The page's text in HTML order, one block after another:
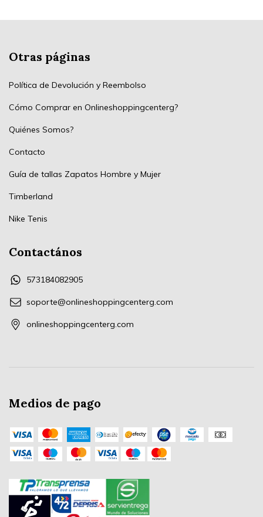
Otras páginas
Política de Devolución y Reembolso
Cómo Comprar en Onlineshoppingcenterg?
Quiénes Somos?
Contacto
Guía de tallas Zapatos Hombre y Mujer
Timberland
Nike Tenis
Contactános
573184082905
soporte@onlineshoppingcenterg.com
onlineshoppingcenterg.com
Medios de pago